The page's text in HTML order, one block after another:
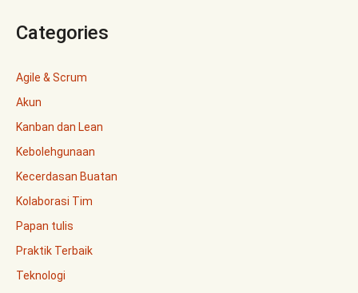
Categories
Agile & Scrum
Akun
Kanban dan Lean
Kebolehgunaan
Kecerdasan Buatan
Kolaborasi Tim
Papan tulis
Praktik Terbaik
Teknologi